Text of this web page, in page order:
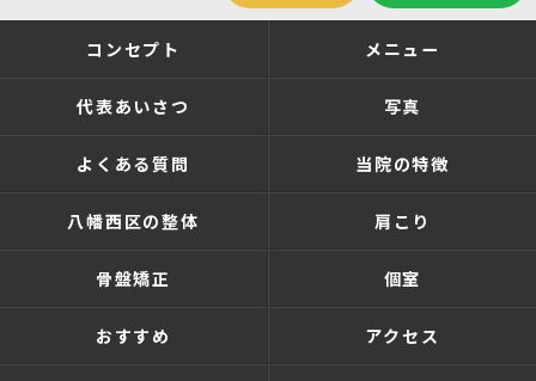
コンセプト メニュー
代表あいさつ 写真
よくある質問 当院の特徴
八幡西区の整体 肩こり
骨盤矯正 個室
おすすめ アクセス